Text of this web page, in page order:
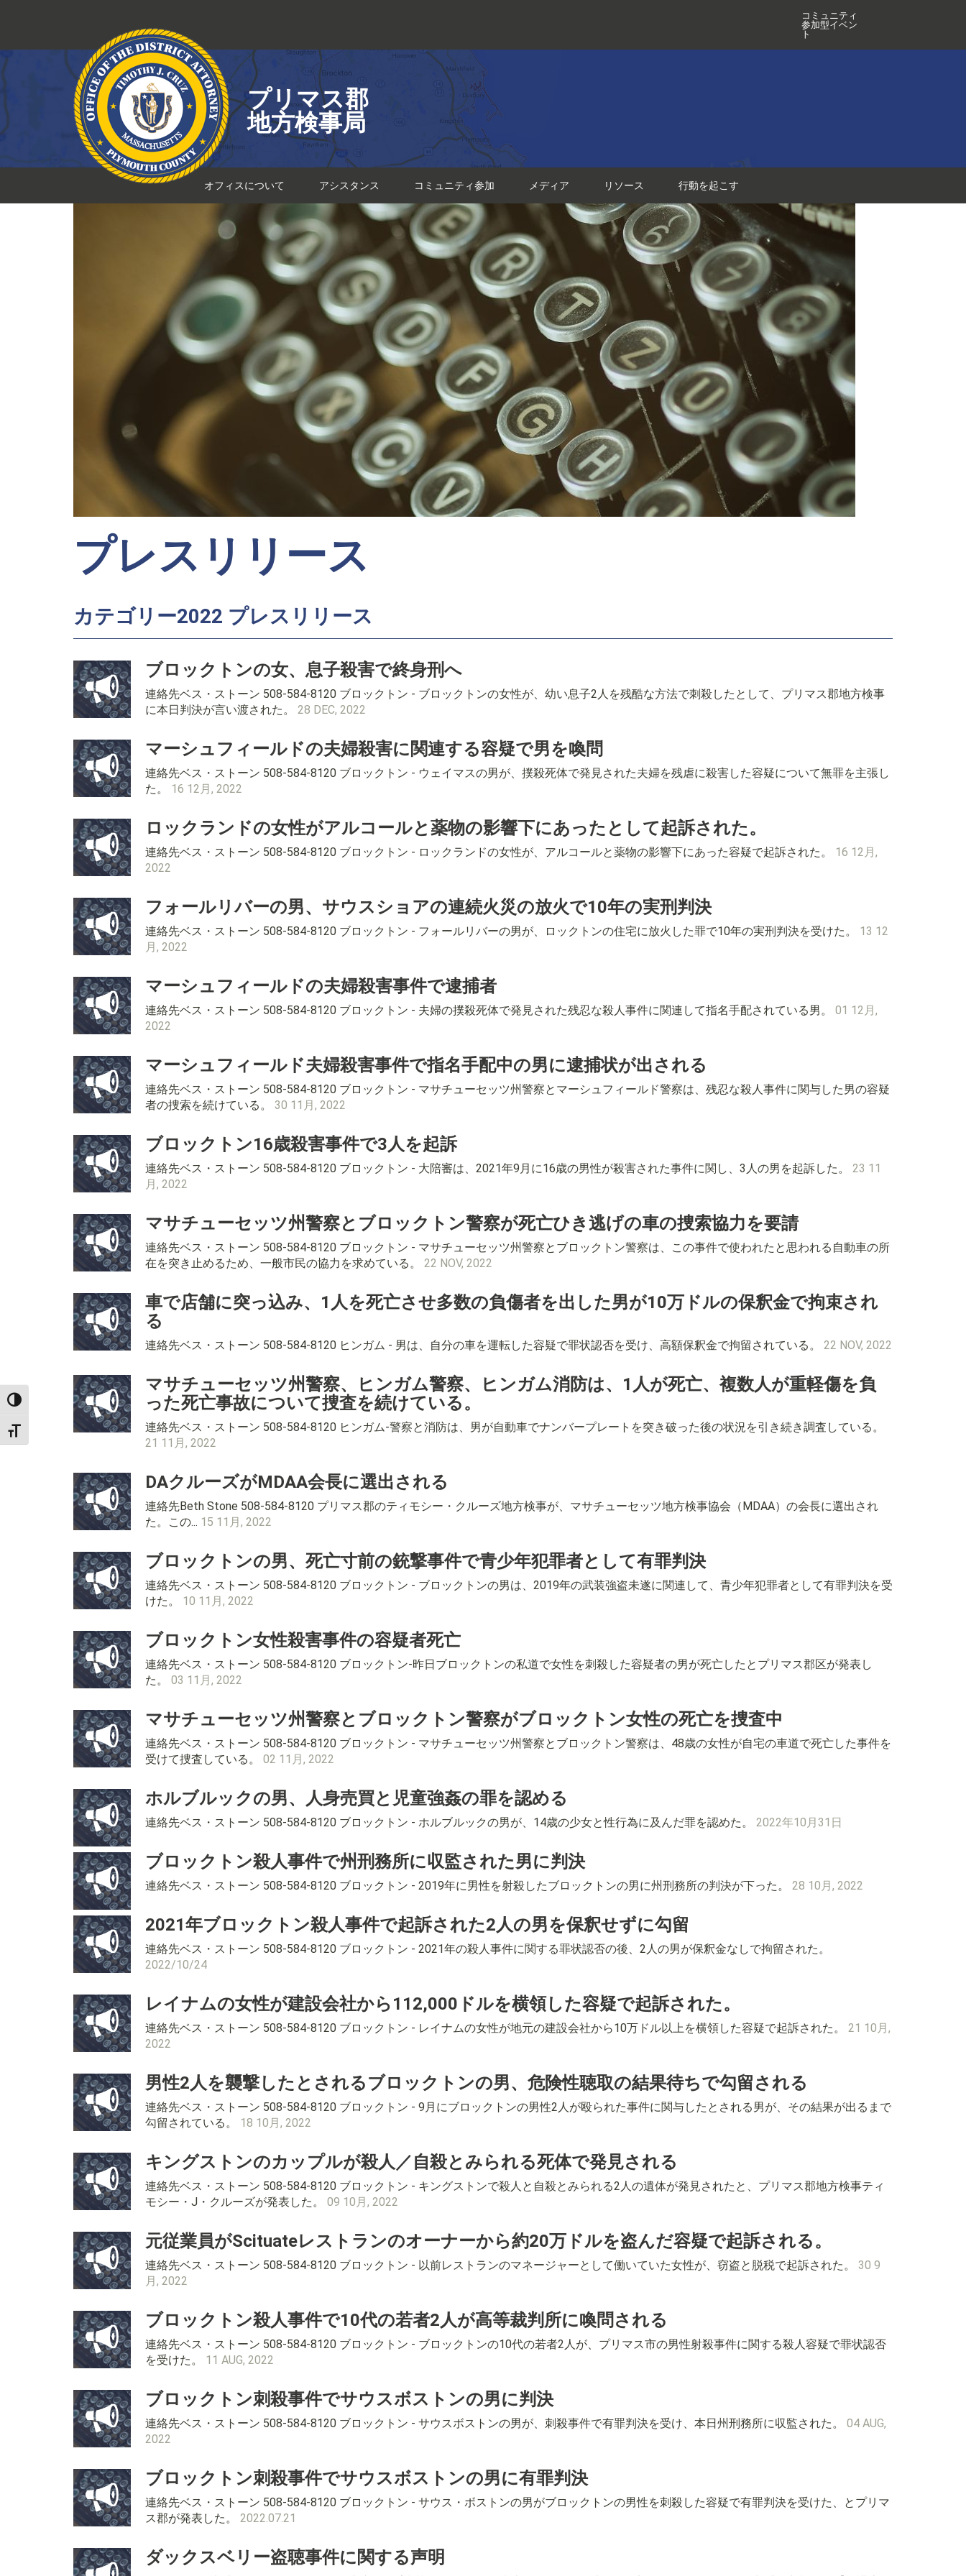
TOGGLE HIGH CONTRAST
TOGGLE FONT SIZE
ン
ツ
ス
キ
コミュニティ
参加型イベン
ト
プリマス郡
地方検事局
オフィスについて アシスタンス コミュニティ参加 メディア リソース 行動を起こす
プレスリリース
カテゴリー2022 プレスリリース
ブロックトンの女、息子殺害で終身刑へ
連絡先ベス・ストーン 508-584-8120 ブロックトン - ブロックトンの女性が、幼い息子2人を残酷な方法で刺殺したとして、プリマス郡地方検事
に本日判決が言い渡された。 28 DEC, 2022
マーシュフィールドの夫婦殺害に関連する容疑で男を喚問
連絡先ベス・ストーン 508-584-8120 ブロックトン - ウェイマスの男が、撲殺死体で発見された夫婦を残虐に殺害した容疑について無罪を主張し
た。 16 12月, 2022
ロックランドの女性がアルコールと薬物の影響下にあったとして起訴された。
連絡先ベス・ストーン 508-584-8120 ブロックトン - ロックランドの女性が、アルコールと薬物の影響下にあった容疑で起訴された。 16 12月,
2022
フォールリバーの男、サウスショアの連続火災の放火で10年の実刑判決
連絡先ベス・ストーン 508-584-8120 ブロックトン - フォールリバーの男が、ロックトンの住宅に放火した罪で10年の実刑判決を受けた。 13 12
月, 2022
マーシュフィールドの夫婦殺害事件で逮捕者
連絡先ベス・ストーン 508-584-8120 ブロックトン - 夫婦の撲殺死体で発見された残忍な殺人事件に関連して指名手配されている男。 01 12月,
2022
マーシュフィールド夫婦殺害事件で指名手配中の男に逮捕状が出される
連絡先ベス・ストーン 508-584-8120 ブロックトン - マサチューセッツ州警察とマーシュフィールド警察は、残忍な殺人事件に関与した男の容疑
者の捜索を続けている。 30 11月, 2022
ブロックトン16歳殺害事件で3人を起訴
連絡先ベス・ストーン 508-584-8120 ブロックトン - 大陪審は、2021年9月に16歳の男性が殺害された事件に関し、3人の男を起訴した。 23 11
月, 2022
マサチューセッツ州警察とブロックトン警察が死亡ひき逃げの車の捜索協力を要請
連絡先ベス・ストーン 508-584-8120 ブロックトン - マサチューセッツ州警察とブロックトン警察は、この事件で使われたと思われる自動車の所
在を突き止めるため、一般市民の協力を求めている。 22 NOV, 2022
車で店舗に突っ込み、1人を死亡させ多数の負傷者を出した男が10万ドルの保釈金で拘束され
る
連絡先ベス・ストーン 508-584-8120 ヒンガム - 男は、自分の車を運転した容疑で罪状認否を受け、高額保釈金で拘留されている。 22 NOV, 2022
マサチューセッツ州警察、ヒンガム警察、ヒンガム消防は、1人が死亡、複数人が重軽傷を負
った死亡事故について捜査を続けている。
連絡先ベス・ストーン 508-584-8120 ヒンガム-警察と消防は、男が自動車でナンバープレートを突き破った後の状況を引き続き調査している。
21 11月, 2022
DAクルーズがMDAA会長に選出される
連絡先Beth Stone 508-584-8120 プリマス郡のティモシー・クルーズ地方検事が、マサチューセッツ地方検事協会（MDAA）の会長に選出され
た。この... 15 11月, 2022
ブロックトンの男、死亡寸前の銃撃事件で青少年犯罪者として有罪判決
連絡先ベス・ストーン 508-584-8120 ブロックトン - ブロックトンの男は、2019年の武装強盗未遂に関連して、青少年犯罪者として有罪判決を受
けた。 10 11月, 2022
ブロックトン女性殺害事件の容疑者死亡
連絡先ベス・ストーン 508-584-8120 ブロックトン-昨日ブロックトンの私道で女性を刺殺した容疑者の男が死亡したとプリマス郡区が発表し
た。 03 11月, 2022
マサチューセッツ州警察とブロックトン警察がブロックトン女性の死亡を捜査中
連絡先ベス・ストーン 508-584-8120 ブロックトン - マサチューセッツ州警察とブロックトン警察は、48歳の女性が自宅の車道で死亡した事件を
受けて捜査している。 02 11月, 2022
ホルブルックの男、人身売買と児童強姦の罪を認める
連絡先ベス・ストーン 508-584-8120 ブロックトン - ホルブルックの男が、14歳の少女と性行為に及んだ罪を認めた。 2022年10月31日
ブロックトン殺人事件で州刑務所に収監された男に判決
連絡先ベス・ストーン 508-584-8120 ブロックトン - 2019年に男性を射殺したブロックトンの男に州刑務所の判決が下った。 28 10月, 2022
2021年ブロックトン殺人事件で起訴された2人の男を保釈せずに勾留
連絡先ベス・ストーン 508-584-8120 ブロックトン - 2021年の殺人事件に関する罪状認否の後、2人の男が保釈金なしで拘留された。
2022/10/24
レイナムの女性が建設会社から112,000ドルを横領した容疑で起訴された。
連絡先ベス・ストーン 508-584-8120 ブロックトン - レイナムの女性が地元の建設会社から10万ドル以上を横領した容疑で起訴された。 21 10月,
2022
男性2人を襲撃したとされるブロックトンの男、危険性聴取の結果待ちで勾留される
連絡先ベス・ストーン 508-584-8120 ブロックトン - 9月にブロックトンの男性2人が殴られた事件に関与したとされる男が、その結果が出るまで
勾留されている。 18 10月, 2022
キングストンのカップルが殺人／自殺とみられる死体で発見される
連絡先ベス・ストーン 508-584-8120 ブロックトン - キングストンで殺人と自殺とみられる2人の遺体が発見されたと、プリマス郡地方検事ティ
モシー・J・クルーズが発表した。 09 10月, 2022
元従業員がScituateレストランのオーナーから約20万ドルを盗んだ容疑で起訴される。
連絡先ベス・ストーン 508-584-8120 ブロックトン - 以前レストランのマネージャーとして働いていた女性が、窃盗と脱税で起訴された。 30 9
月, 2022
ブロックトン殺人事件で10代の若者2人が高等裁判所に喚問される
連絡先ベス・ストーン 508-584-8120 ブロックトン - ブロックトンの10代の若者2人が、プリマス市の男性射殺事件に関する殺人容疑で罪状認否
を受けた。 11 AUG, 2022
ブロックトン刺殺事件でサウスボストンの男に判決
連絡先ベス・ストーン 508-584-8120 ブロックトン - サウスボストンの男が、刺殺事件で有罪判決を受け、本日州刑務所に収監された。 04 AUG,
2022
ブロックトン刺殺事件でサウスボストンの男に有罪判決
連絡先ベス・ストーン 508-584-8120 ブロックトン - サウス・ボストンの男がブロックトンの男性を刺殺した容疑で有罪判決を受けた、とプリマ
ス郡が発表した。 2022.07.21
ダックスベリー盗聴事件に関する声明